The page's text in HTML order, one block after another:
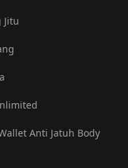
Jitu
Anti Jatuh Body